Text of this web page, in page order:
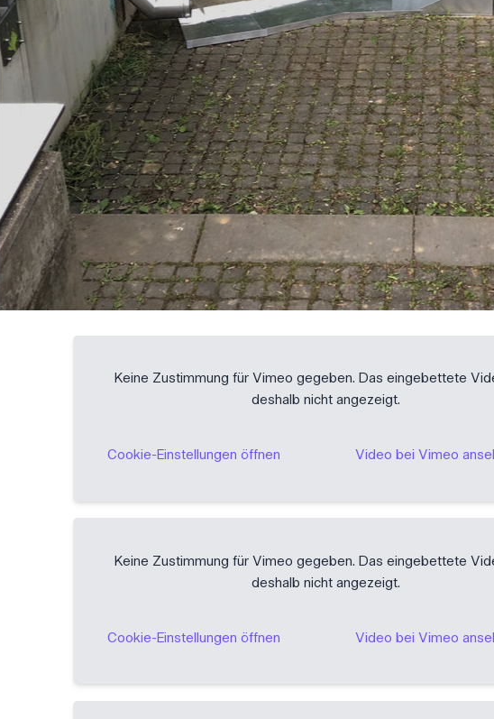
Boden aus Aluminiumplatten, ein Stahlrohr als Schläger und
Heavy Metall ist nichts für schwache Nerven, die Bahn reizt
durch ihren hohen Schwierigkeitsgrad. In vier Stationen
Keine Zustimmung für Vimeo gegeben. Das eingebettete
deshalb nicht angezeigt.
Cookie-Einstellungen öffnen Video bei Vimeo
Keine Zustimmung für Vimeo gegeben. Das eingebettete
deshalb nicht angezeigt.
Cookie-Einstellungen öffnen Video bei Vimeo